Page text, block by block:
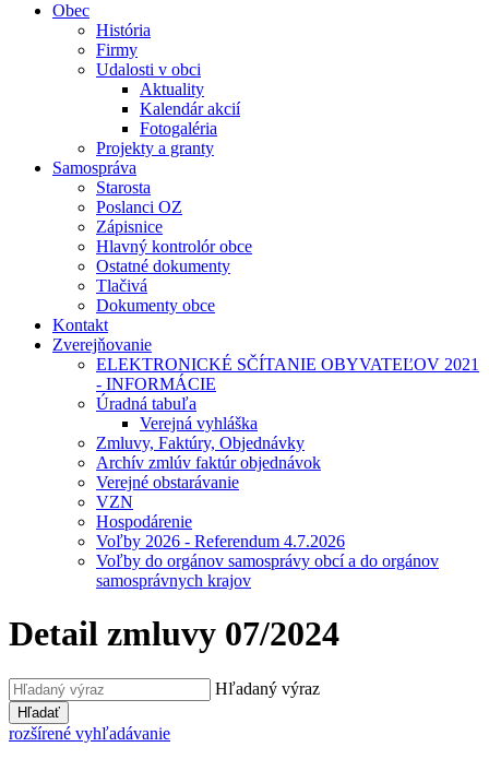
Obec
História
Firmy
Udalosti v obci
Aktuality
Kalendár akcií
Fotogaléria
Projekty a granty
Samospráva
Starosta
Poslanci OZ
Zápisnice
Hlavný kontrolór obce
Ostatné dokumenty
Tlačivá
Dokumenty obce
Kontakt
Zverejňovanie
ELEKTRONICKÉ SČÍTANIE OBYVATEĽOV 2021
- INFORMÁCIE
Úradná tabuľa
Verejná vyhláška
Zmluvy, Faktúry, Objednávky
Archív zmlúv faktúr objednávok
Verejné obstarávanie
VZN
Hospodárenie
Voľby 2026 - Referendum 4.7.2026
Voľby do orgánov samosprávy obcí a do orgánov
samosprávnych krajov
Detail zmluvy 07/2024
Hľadaný výraz
Hľadať
rozšírené vyhľadávanie